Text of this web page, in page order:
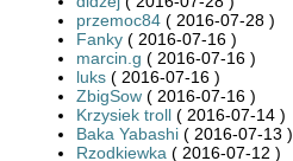
przemoc84 ( 2016-07-28 )
Fanky ( 2016-07-16 )
marcin.g ( 2016-07-16 )
luks ( 2016-07-16 )
ZbigSow ( 2016-07-16 )
Krzysiek troll ( 2016-07-14 )
Baka Yabashi ( 2016-07-13 )
Rzodkiewka ( 2016-07-12 )